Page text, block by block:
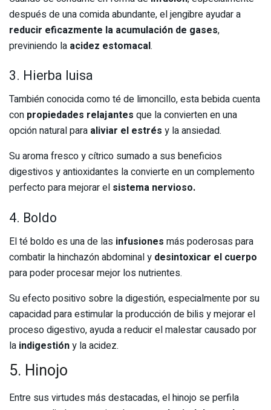
después de una comida abundante, el jengibre ayudar a
reducir eficazmente la acumulación de gases,
previniendo la acidez estomacal.
3. Hierba luisa
También conocida como té de limoncillo, esta bebida cuenta
con propiedades relajantes que la convierten en una
opción natural para aliviar el estrés y la ansiedad.
Su aroma fresco y cítrico sumado a sus beneficios
digestivos y antioxidantes la convierte en un complemento
perfecto para mejorar el sistema nervioso.
4. Boldo
El té boldo es una de las infusiones más poderosas para
combatir la hinchazón abdominal y desintoxicar el cuerpo
para poder procesar mejor los nutrientes.
Su efecto positivo sobre la digestión, especialmente por su
capacidad para estimular la producción de bilis y mejorar el
proceso digestivo, ayuda a reducir el malestar causado por
la indigestióny la acidez.
5. Hinojo
Entre sus virtudes más destacadas, el hinojo se perfila